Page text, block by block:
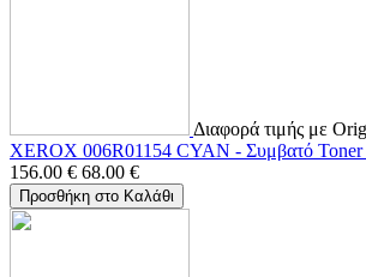
Διαφορά τιμής με
XEROX 006R01154 CYAN - Συμβατό Toner
156.00 € 68.00 €
Προσθήκη στο Καλάθι